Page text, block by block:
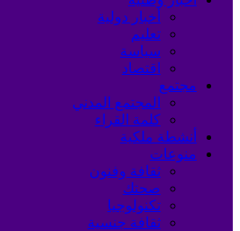
أخبار دولية
تعليم
سياسة
اقتصاد
مجتمع
المجتمع المدني
كلمة القراء
أنشطة ملكية
منوعات
ثقافة وفنون
صحتك
تكنولوجيا
ثقافة جنسية